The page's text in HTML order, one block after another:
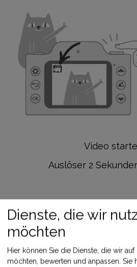
Video
Auslöser 2
Dienste, die wir
möchten
Hier können Sie die Dienste, die wir
möchten, bewerten und anpassen. Sie